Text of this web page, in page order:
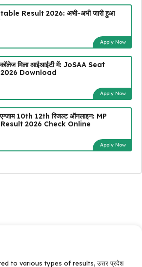
Result 2026: अभी-अभी जारी हुआ
Apply Now
मिला आईआईटी में: JoSAA Seat
Download
Apply Now
10th 12th रिजल्ट ऑनलाइन: MP
2026 Check Online
Apply Now
to various types of results, उत्तर प्रदेश